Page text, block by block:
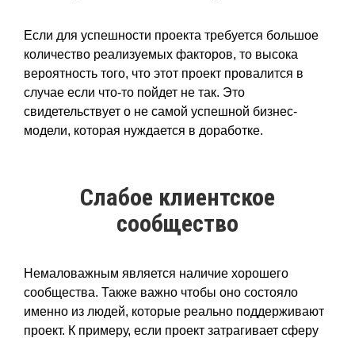
Если для успешности проекта требуется большое
количество реализуемых факторов, то высока
вероятность того, что этот проект провалится в
случае если что-то пойдет не так. Это
свидетельствует о не самой успешной бизнес-
модели, которая нуждается в доработке.
Слабое клиентское
сообщество
Немаловажным является наличие хорошего
сообщества. Также важно чтобы оно состояло
именно из людей, которые реально поддерживают
проект. К примеру, если проект затрагивает сферу